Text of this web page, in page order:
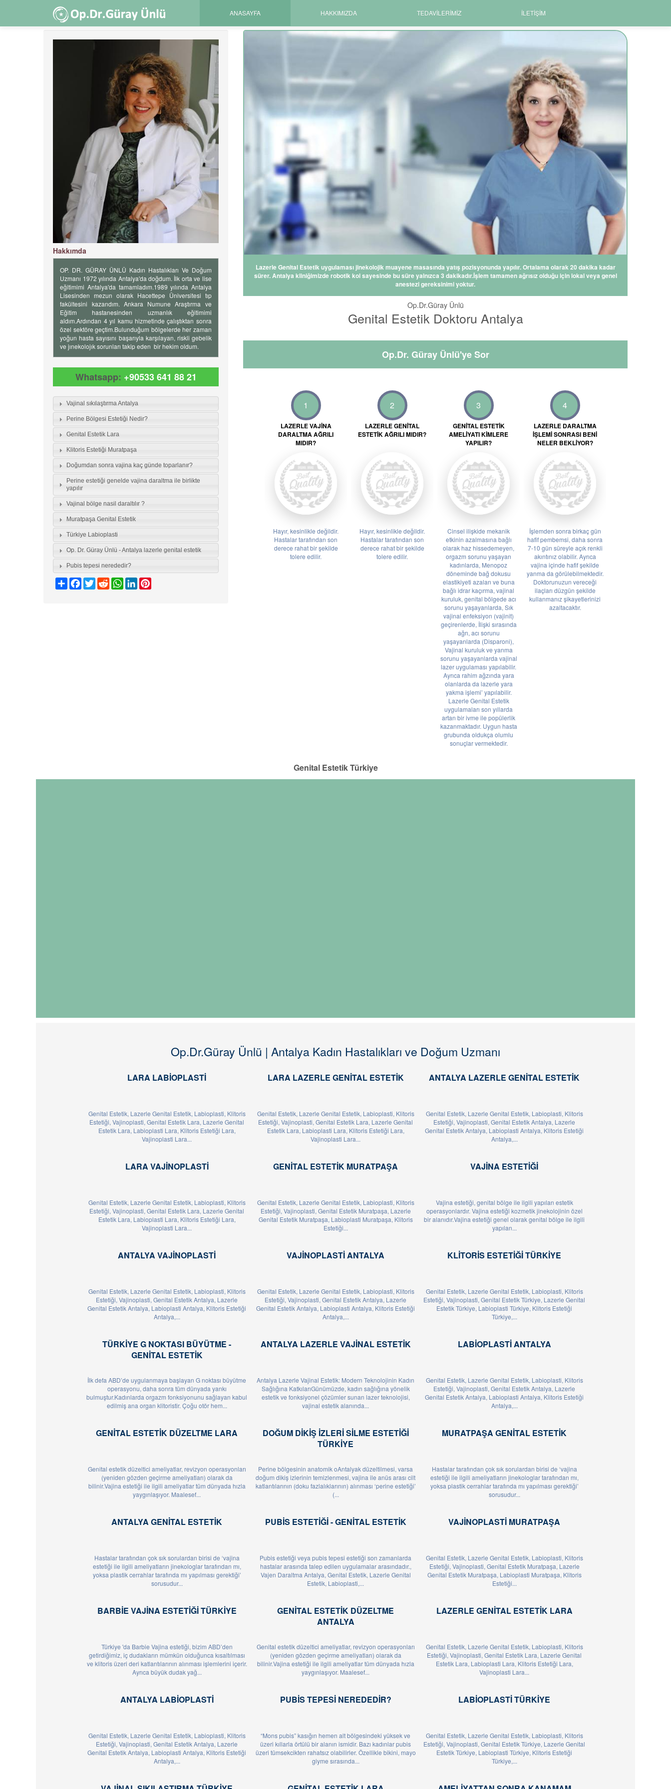
atla
ANASAYFA HAKKIMIZDA TEDAVILERIMIZ İLETIŞIM
Hakkımda
OP. DR. GÜRAY ÜNLÜ Kadın Hastalıkları Ve Doğum
Uzmanı 1972 yılında Antalya'da doğdum. İlk orta ve lise
eğitimimi Antalya'da tamamladım.1989 yılında Antalya
Lisesinden mezun olarak Hacettepe Üniversitesi tıp
fakültesini kazandım. Ankara Numune Araştırma ve
Eğitim hastanesinden uzmanlık eğitimimi
aldım.Ardından 4 yıl kamu hizmetinde çalıştıktan sonra
özel sektöre geçtim.Bulunduğum bölgelerde her zaman
yoğun hasta sayısını başarıyla karşılayan, riskli gebelik
ve jınekolojık sorunları takip eden bir hekim oldum.
Whatsapp: +90533 641 88 21
Vajinal sıkılaştırma Antalya
Perine Bölgesi Estetiği Nedir?
Genital Estetik Lara
Klitoris Estetiği Muratpaşa
Doğumdan sonra vajina kaç günde toparlanır?
Perine estetiği genelde vajina daraltma ile birlikte
yapılır
Vajinal bölge nasil daraltılır ?
Muratpaşa Genital Estetik
Türkiye Labioplasti
Op. Dr. Güray Ünlü - Antalya lazerle genital estetik
Pubis tepesi nerededir?
ShareFacebook
TwitterRedditWhatsApp
LinkedIn
Lazerle Genital Estetik uygulaması jinekolojik muayene masasında yatış pozisyonunda yapılır. Ortalama olarak 20 dakika kadar
sürer. Antalya kliniğimizde robotik kol sayesinde bu süre yalnızca 3 dakikadır.İşlem tamamen ağrısız olduğu için lokal veya genel
anestezi gereksinimi yoktur.
Op.Dr.Güray Ünlü
Genital Estetik Doktoru Antalya
Op.Dr. Güray Ünlü'ye Sor
1
LAZERLE VAJINA
DARALTMA AĞRILI
MIDIR?
Hayır, kesinlikle değildir.
Hastalar tarafından son
derece rahat bir şekilde
tolere edilir.
2
LAZERLE GENITAL
ESTETIK AĞRILI MIDIR?
Hayır, kesinlikle değildir.
Hastalar tarafından son
derece rahat bir şekilde
tolere edilir.
3
GENITAL ESTETIK
AMELIYATI KIMLERE
YAPILIR?
Cinsel ilişkide mekanik
etkinin azalmasına bağlı
olarak haz hissedemeyen,
orgazm sorunu yaşayan
kadınlarda, Menopoz
döneminde bağ dokusu
elastikiyeti azalan ve buna
bağlı idrar kaçırma, vajinal
kuruluk, genital bölgede acı
sorunu yaşayanlarda, Sık
vajinal enfeksiyon (vajinit)
geçirenlerde, İlişki sırasında
ağrı, acı sorunu
yaşayanlarda (Disparoni),
Vajinal kuruluk ve yanma
sorunu yaşayanlarda vajinal
lazer uygulaması yapılabilir.
Ayrıca rahim ağzında yara
olanlarda da lazerle yara
yakma işlemi’ yapılabilir.
Lazerle Genital Estetik
uygulamaları son yıllarda
artan bir ivme ile popülerlik
kazanmaktadır. Uygun hasta
grubunda oldukça olumlu
sonuçlar vermektedir.
4
LAZERLE DARALTMA
IŞLEMI SONRASI BENI
NELER BEKLIYOR?
İşlemden sonra birkaç gün
hafif pembemsi, daha sonra
7-10 gün süreyle açık renkli
akıntınız olabilir. Ayrıca
vajina içinde hafif şekilde
yanma da görülebilmektedir.
Doktorunuzun vereceği
ilaçları düzgün şekilde
kullanmanız şikayetlerinizi
azaltacaktır.
Genital Estetik Türkiye
Op.Dr.Güray Ünlü | Antalya Kadın Hastalıkları ve Doğum Uzmanı
LARA LABIOPLASTI
Genital Estetik, Lazerle Genital Estetik, Labioplasti, Klitoris
Estetiği, Vajinoplasti, Genital Estetik Lara, Lazerle Genital
Estetik Lara, Labioplasti Lara, Klitoris Estetiği Lara,
Vajinoplasti Lara...
LARA LAZERLE GENITAL ESTETIK
Genital Estetik, Lazerle Genital Estetik, Labioplasti, Klitoris
Estetiği, Vajinoplasti, Genital Estetik Lara, Lazerle Genital
Estetik Lara, Labioplasti Lara, Klitoris Estetiği Lara,
Vajinoplasti Lara...
ANTALYA LAZERLE GENITAL ESTETIK
Genital Estetik, Lazerle Genital Estetik, Labioplasti, Klitoris
Estetiği, Vajinoplasti, Genital Estetik Antalya, Lazerle
Genital Estetik Antalya, Labioplasti Antalya, Klitoris Estetiği
Antalya,...
LARA VAJINOPLASTI
Genital Estetik, Lazerle Genital Estetik, Labioplasti, Klitoris
Estetiği, Vajinoplasti, Genital Estetik Lara, Lazerle Genital
Estetik Lara, Labioplasti Lara, Klitoris Estetiği Lara,
Vajinoplasti Lara...
GENITAL ESTETIK MURATPAŞA
Genital Estetik, Lazerle Genital Estetik, Labioplasti, Klitoris
Estetiği, Vajinoplasti, Genital Estetik Muratpaşa, Lazerle
Genital Estetik Muratpaşa, Labioplasti Muratpaşa, Klitoris
Estetiği...
VAJINA ESTETIĞI
Vajina estetiği, genital bölge ile ilgili yapılan estetik
operasyonlardır. Vajina estetiği kozmetik jinekolojinin özel
bir alanıdır.Vajina estetiği genel olarak genital bölge ile ilgili
yapılan...
ANTALYA VAJINOPLASTI
Genital Estetik, Lazerle Genital Estetik, Labioplasti, Klitoris
Estetiği, Vajinoplasti, Genital Estetik Antalya, Lazerle
Genital Estetik Antalya, Labioplasti Antalya, Klitoris Estetiği
Antalya,...
VAJINOPLASTI ANTALYA
Genital Estetik, Lazerle Genital Estetik, Labioplasti, Klitoris
Estetiği, Vajinoplasti, Genital Estetik Antalya, Lazerle
Genital Estetik Antalya, Labioplasti Antalya, Klitoris Estetiği
Antalya,...
KLITORIS ESTETIĞI TÜRKIYE
Genital Estetik, Lazerle Genital Estetik, Labioplasti, Klitoris
Estetiği, Vajinoplasti, Genital Estetik Türkiye, Lazerle Genital
Estetik Türkiye, Labioplasti Türkiye, Klitoris Estetiği
Türkiye,...
TÜRKIYE G NOKTASI BÜYÜTME -
GENITAL ESTETIK
İlk defa ABD’de uygulanmaya başlayan G noktası büyütme
operasyonu, daha sonra tüm dünyada yankı
bulmuştur.Kadınlarda orgazm fonksiyonunu sağlayan kabul
edilmiş ana organ klitoristir. Çoğu otör hem...
ANTALYA LAZERLE VAJINAL ESTETIK
Antalya Lazerle Vajinal Estetik: Modern Teknolojinin Kadın
Sağlığına KatkılarıGünümüzde, kadın sağlığına yönelik
estetik ve fonksiyonel çözümler sunan lazer teknolojisi,
vajinal estetik alanında...
LABIOPLASTI ANTALYA
Genital Estetik, Lazerle Genital Estetik, Labioplasti, Klitoris
Estetiği, Vajinoplasti, Genital Estetik Antalya, Lazerle
Genital Estetik Antalya, Labioplasti Antalya, Klitoris Estetiği
Antalya,...
GENITAL ESTETIK DÜZELTME LARA
Genital estetik düzeltici ameliyatlar, revizyon operasyonları
(yeniden gözden geçirme ameliyatları) olarak da
bilinir.Vajina estetiği ile ilgili ameliyatlar tüm dünyada hızla
yaygınlaşıyor. Maalesef...
DOĞUM DIKIŞ IZLERI SILME ESTETIĞI
TÜRKIYE
Perine bölgesinin anatomik oAntalyak düzeltilmesi, varsa
doğum dikiş izlerinin temizlenmesi, vajina ile anüs arası cilt
katlantılarının (doku fazlalıklarının) alınması ‘perine estetiği’
(...
MURATPAŞA GENITAL ESTETIK
Hastalar tarafından çok sık sorulardan birisi de ‘vajina
estetiği ile ilgili ameliyatların jinekologlar tarafından mı,
yoksa plastik cerrahlar tarafında mı yapılması gerektiği’
sorusudur...
ANTALYA GENITAL ESTETIK
Hastalar tarafından çok sık sorulardan birisi de ‘vajina
estetiği ile ilgili ameliyatların jinekologlar tarafından mı,
yoksa plastik cerrahlar tarafında mı yapılması gerektiği’
sorusudur...
PUBIS ESTETIĞI - GENITAL ESTETIK
Pubis estetiği veya pubis tepesi estetiği son zamanlarda
hastalar arasında talep edilen uygulamalar arasındadır.,
Vajen Daraltma Antalya, Genital Estetik, Lazerle Genital
Estetik, Labioplasti,...
VAJINOPLASTI MURATPAŞA
Genital Estetik, Lazerle Genital Estetik, Labioplasti, Klitoris
Estetiği, Vajinoplasti, Genital Estetik Muratpaşa, Lazerle
Genital Estetik Muratpaşa, Labioplasti Muratpaşa, Klitoris
Estetiği...
BARBIE VAJINA ESTETIĞI TÜRKIYE
Türkiye 'da Barbie Vajina estetiği, bizim ABD’den
getirdiğimiz, iç dudakların mümkün olduğunca kısaltılması
ve klitoris üzeri deri katlantılarının alınması işlemlerini içerir.
Ayrıca büyük dudak yağ...
GENITAL ESTETIK DÜZELTME
ANTALYA
Genital estetik düzeltici ameliyatlar, revizyon operasyonları
(yeniden gözden geçirme ameliyatları) olarak da
bilinir.Vajina estetiği ile ilgili ameliyatlar tüm dünyada hızla
yaygınlaşıyor. Maalesef...
LAZERLE GENITAL ESTETIK LARA
Genital Estetik, Lazerle Genital Estetik, Labioplasti, Klitoris
Estetiği, Vajinoplasti, Genital Estetik Lara, Lazerle Genital
Estetik Lara, Labioplasti Lara, Klitoris Estetiği Lara,
Vajinoplasti Lara...
ANTALYA LABIOPLASTI
Genital Estetik, Lazerle Genital Estetik, Labioplasti, Klitoris
Estetiği, Vajinoplasti, Genital Estetik Antalya, Lazerle
Genital Estetik Antalya, Labioplasti Antalya, Klitoris Estetiği
Antalya,...
PUBIS TEPESI NEREDEDIR?
“Mons pubis” kasığın hemen alt bölgesindeki yüksek ve
üzeri kıllarla örtülü bir alanın ismidir. Bazı kadınlar pubis
üzeri tümsekcikten rahatsız olabilirler. Özellikle bikini, mayo
giyme sırasında...
LABIOPLASTI TÜRKIYE
Genital Estetik, Lazerle Genital Estetik, Labioplasti, Klitoris
Estetiği, Vajinoplasti, Genital Estetik Türkiye, Lazerle Genital
Estetik Türkiye, Labioplasti Türkiye, Klitoris Estetiği
Türkiye,...